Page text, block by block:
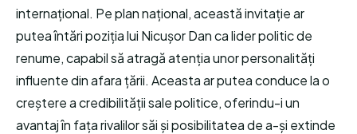
internațional. Pe plan național, această invitație ar
putea întări poziția lui Nicușor Dan ca lider politic de
renume, capabil să atragă atenția unor personalități
influente din afara țării. Aceasta ar putea conduce la o
creștere a credibilității sale politice, oferindu-i un
avantaj în fața rivalilor săi și posibilitatea de a-și extinde